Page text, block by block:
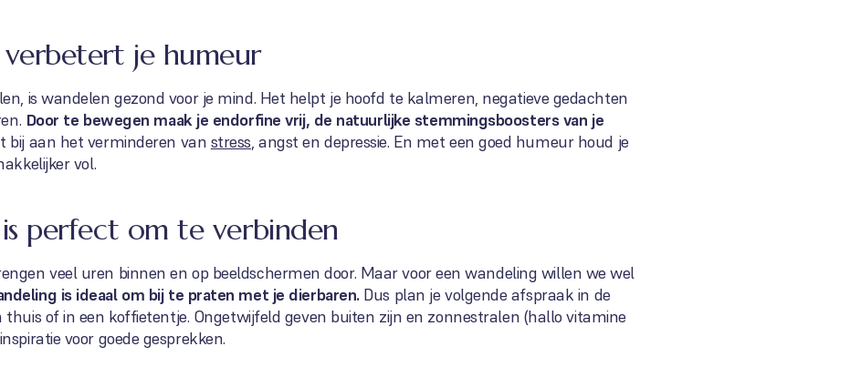
je humeur
is wandelen gezond voor je mind. Het helpt je hoofd te kalmeren, negatieve gedachten
Door te bewegen maak je endorfine vrij, de natuurlijke stemmingsboosters van je
bij aan het verminderen van stress, angst en depressie. En met een goed humeur houd je
vol.
perfect om te verbinden
veel uren binnen en op beeldschermen door. Maar voor een wandeling willen we wel
is ideaal om bij te praten met je dierbaren.Dus plan je volgende afspraak in de
of in een koffietentje. Ongetwijfeld geven buiten zijn en zonnestralen (hallo vitamine
voor goede gesprekken.